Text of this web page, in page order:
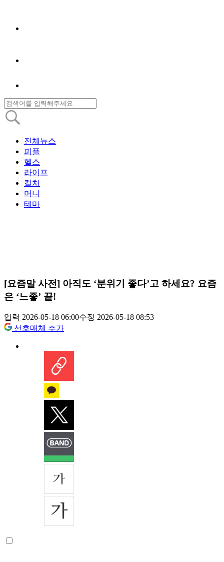
전체뉴스
피플
헬스
라이프
컬처
머니
테마
[요즘말 사전] 아직도 ‘분위기 좋다’고 하세요? 요즘
은 ‘느좋’ 끝!
입력 2026-05-18 06:00수정 2026-05-18 08:53
선호매체 추가